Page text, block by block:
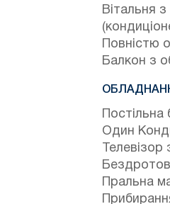
Вітальня
Повністю
Балкон з
Один
Пральна